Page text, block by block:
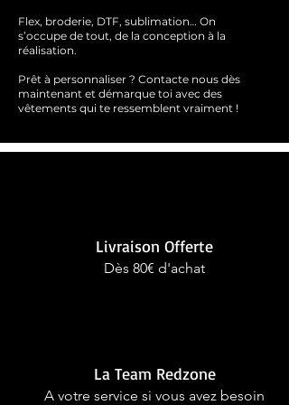
Flex, broderie, DTF, sublimation… On
s’occupe de tout, de la conception à la
réalisation.
Prêt à personnaliser ? Contacte nous dès
maintenant et démarque toi avec des
vêtements qui te ressemblent vraiment !
Livraison Offerte
Dès 80€ d'achat
La Team Redzone
A votre service si vous avez besoin